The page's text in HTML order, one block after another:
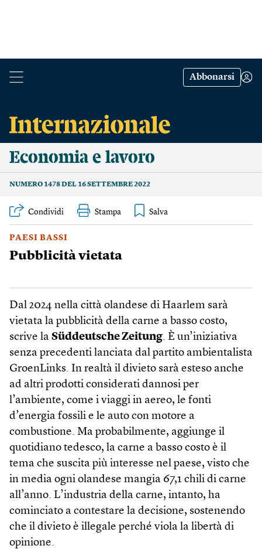
Abbonarsi
Economia e lavoro
NUMERO 1478 DEL 16 SETTEMBRE 2022
Condividi Stampa
PAESI BASSI
Pubblicità vietata
Dal 2024 nella città olandese di Haarlem sarà
vietata la pubblicità della carne a basso costo,
scrive la Süddeutsche Zeitung. È un’iniziativa
senza precedenti lanciata dal partito ambientalista
GroenLinks. In realtà il divieto sarà esteso anche
ad altri prodotti considerati dannosi per
l’ambiente, come i viaggi in aereo, le fonti
d’energia fossili e le auto con motore a
combustione. Ma probabilmente, aggiunge il
quotidiano tedesco, la carne a basso costo è il
tema che suscita più interesse nel paese, visto che
in media ogni olandese mangia 67,1 chili di carne
all’anno. L’industria della carne, intanto, ha
cominciato a contestare la decisione, sostenendo
che il divieto è illegale perché viola la libertà di
opinione.